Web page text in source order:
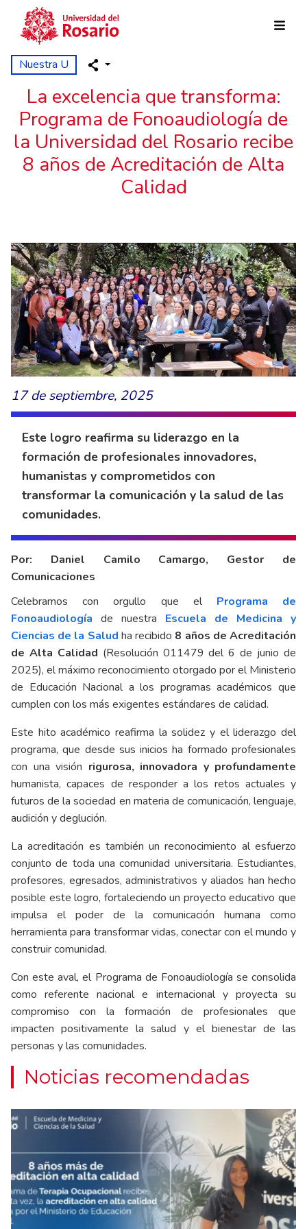
Pasar al contenido principal
Nuestra U
La excelencia que transforma:
Programa de Fonoaudiología de
la Universidad del Rosario recibe
8 años de Acreditación de Alta
Calidad
17 de septiembre, 2025
Este logro reafirma su liderazgo en la
formación de profesionales innovadores,
humanistas y comprometidos con
transformar la comunicación y la salud de las
comunidades.
Por: Daniel Camilo Camargo, Gestor de
Comunicaciones
Celebramos con orgullo que el
Programa de
Fonoaudiología de nuestra
Escuela de Medicina y
Ciencias de la Salud ha recibido 8 años de Acreditación
de Alta Calidad (Resolución 011479 del 6 de junio de
2025), el máximo reconocimiento otorgado por el Ministerio
de Educación Nacional a los programas académicos que
cumplen con los más exigentes estándares de calidad.
Este hito académico reafirma la solidez y el liderazgo del
programa, que desde sus inicios ha formado profesionales
con una visión rigurosa, innovadora y profundamente
humanista, capaces de responder a los retos actuales y
futuros de la sociedad en materia de comunicación, lenguaje,
audición y deglución.
La acreditación es también un reconocimiento al esfuerzo
conjunto de toda una comunidad universitaria. Estudiantes,
profesores, egresados, administrativos y aliados han hecho
posible este logro, fortaleciendo un proyecto educativo que
impulsa el poder de la comunicación humana como
herramienta para transformar vidas, conectar con el mundo y
construir comunidad.
Con este aval, el Programa de Fonoaudiología se consolida
como referente nacional e internacional y proyecta su
compromiso con la formación de profesionales que
impacten positivamente la salud y el bienestar de las
personas y las comunidades.
Noticias recomendadas